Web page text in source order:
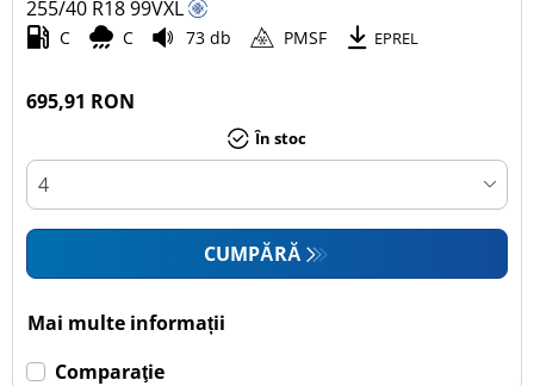
255/40 R1899VXL
C C 73 db PMSF EPREL
695,91 RON
În stoc
CUMPĂRĂ
Mai multe informații
Comparaţie